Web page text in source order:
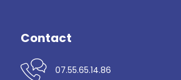
Contact
07.55.65.14.86